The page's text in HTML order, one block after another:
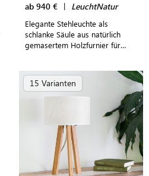
ab 940 € | LeuchtNatur
Elegante Stehleuchte als
schlanke Säule aus natürlich
gemasertem Holzfurnier für
15 Varianten